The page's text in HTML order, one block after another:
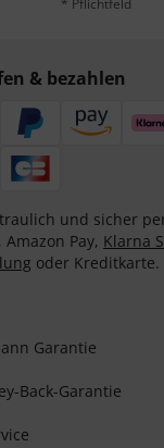
* Pflichtfeld
& bezahlen
und sicher
Amazon Pay, Klarna
oder Kreditkarte.
Garantie
Back-Garantie